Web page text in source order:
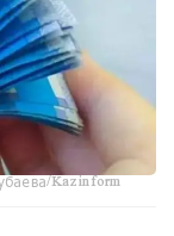
Kazinform